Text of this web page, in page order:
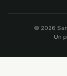
© 2026
Un